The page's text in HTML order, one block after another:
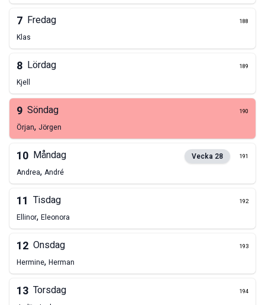
7 Fredag 188
Klas
8 Lördag 189
Kjell
9 Söndag 190
Örjan, Jörgen
10 Måndag Vecka 28 191
Andrea, André
11 Tisdag 192
Ellinor, Eleonora
12 Onsdag 193
Hermine, Herman
13 Torsdag 194